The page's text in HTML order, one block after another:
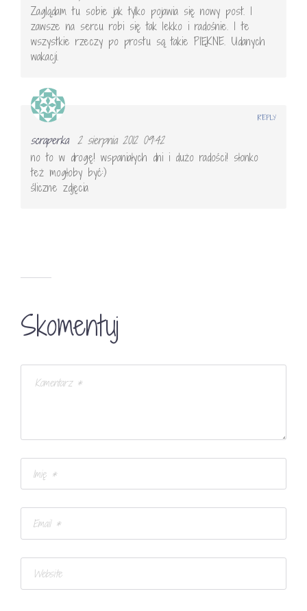
Zaglądam tu sobie jak tylko pojawia się nowy post. I
zawsze na sercu robi się tak lekko i radośnie. I te
wszystkie rzeczy po prostu są takie PIĘKNE. Udanych
wakacji.
scraperka 2 sierpnia 2012 09:42
no to w drogę! wspaniałych dni i dużo radości! słonko
też mogłoby być:)
śliczne zdjęcia
REPLY
Skomentuj